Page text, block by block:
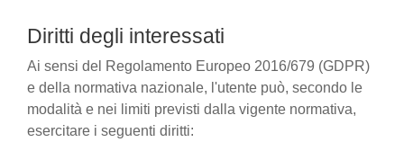
Diritti degli interessati
Ai sensi del Regolamento Europeo 2016/679 (GDPR)
e della normativa nazionale, l'utente può, secondo le
modalità e nei limiti previsti dalla vigente normativa,
esercitare i seguenti diritti: